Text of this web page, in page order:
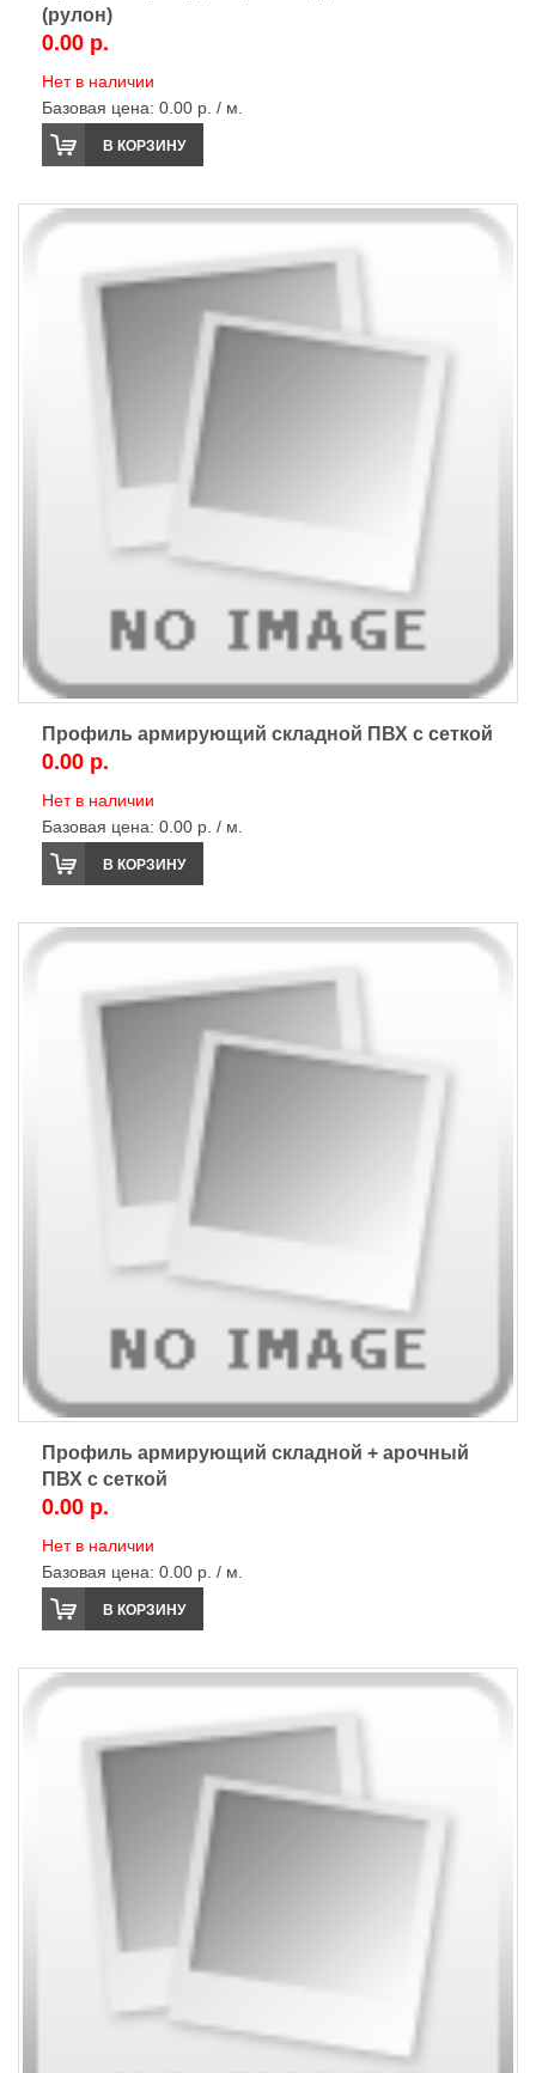
(рулон)
0.00 р.
Нет в наличии
Базовая цена: 0.00 р. / м.
В КОРЗИНУ
Профиль армирующий складной ПВХ с сеткой
0.00 р.
Нет в наличии
Базовая цена: 0.00 р. / м.
В КОРЗИНУ
Профиль армирующий складной + арочный
ПВХ с сеткой
0.00 р.
Нет в наличии
Базовая цена: 0.00 р. / м.
В КОРЗИНУ